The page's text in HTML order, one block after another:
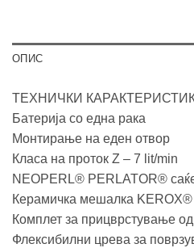
ОПИС
ТЕХНИЧКИ
Батерија со една рака
Монтирање на еден отвор
Класа на проток Z – 7 lit/min
NEOPERL® PERLATOR®
Керамичка мешалка KEROX®
Комплет за прицврстување
Флексибилни црева за